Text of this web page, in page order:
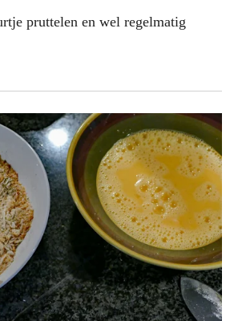
pruttelen en wel regelmatig